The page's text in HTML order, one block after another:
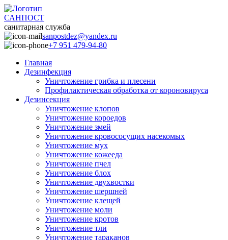
САНПОСТ
санитарная служба
sanpostdez@yandex.ru
+7 951 479-94-80
Главная
Дезинфекция
Уничтожение грибка и плесени
Профилактическая обработка от короновируса
Дезинсекция
Уничтожение клопов
Уничтожение короедов
Уничтожение змей
Уничтожение кровососущих насекомых
Уничтожение мух
Уничтожение кожееда
Уничтожение пчел
Уничтожение блох
Уничтожение двухвостки
Уничтожение шершней
Уничтожение клещей
Уничтожение моли
Уничтожение кротов
Уничтожение тли
Уничтожение тараканов